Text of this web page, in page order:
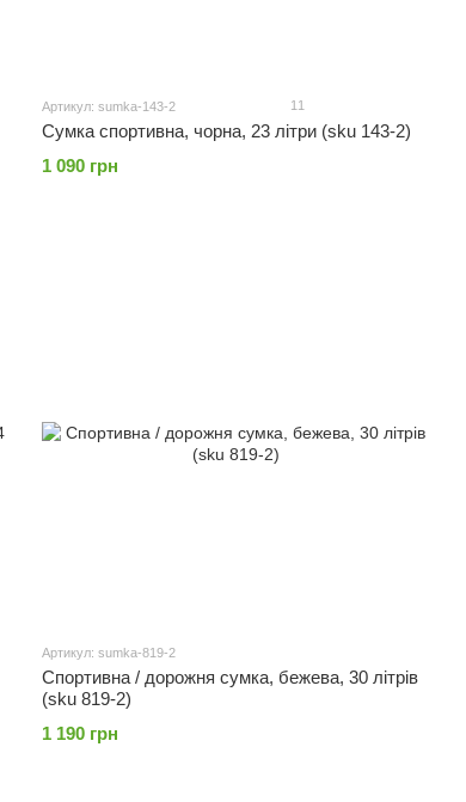
Артикул: sumka-143-2 11
Сумка спортивна, чорна, 23 літри (sku 143-2)
1 090 грн
Артикул: sumka-819-2
Спортивна / дорожня сумка, бежева, 30 літрів
(sku 819-2)
1 190 грн